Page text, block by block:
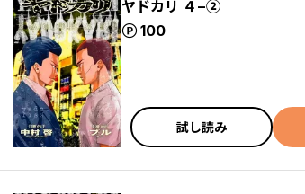
ヤドカリ ４−②
100
ポイント
試し読み